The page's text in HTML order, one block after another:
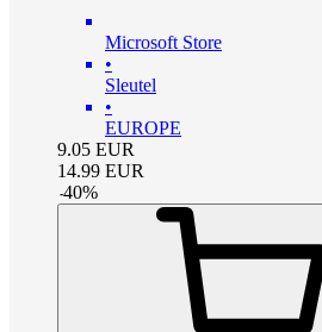
Microsoft Store
•
Sleutel
•
EUROPE
9.05 EUR
14.99 EUR
-40%